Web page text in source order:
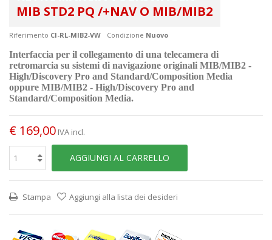
MIB STD2 PQ /+NAV O MIB/MIB2
Riferimento CI-RL-MIB2-VW Condizione Nuovo
Interfaccia per il collegamento di una telecamera di
retromarcia su sistemi di navigazione originali MIB/MIB2 -
High/Discovery Pro and Standard/Composition Media
oppure MIB/MIB2 - High/Discovery Pro and
Standard/Composition Media.
€ 169,00 IVA incl.
AGGIUNGI AL CARRELLO
Stampa Aggiungi alla lista dei desideri